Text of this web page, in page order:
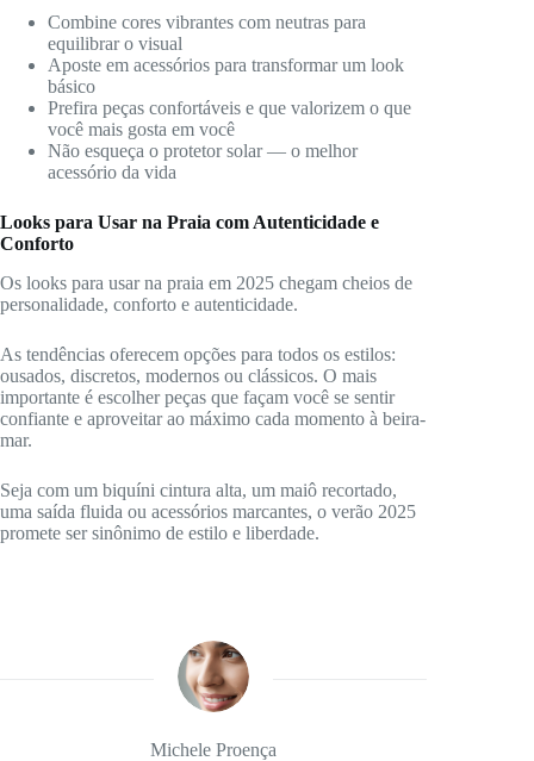
Combine cores vibrantes com neutras para
equilibrar o visual
Aposte em acessórios para transformar um look
básico
Prefira peças confortáveis e que valorizem o que
você mais gosta em você
Não esqueça o protetor solar — o melhor
acessório da vida
Looks para Usar na Praia com Autenticidade e
Conforto
Os looks para usar na praia em 2025 chegam cheios de
personalidade, conforto e autenticidade.
As tendências oferecem opções para todos os estilos:
ousados, discretos, modernos ou clássicos. O mais
importante é escolher peças que façam você se sentir
confiante e aproveitar ao máximo cada momento à beira-
mar.
Seja com um biquíni cintura alta, um maiô recortado,
uma saída fluida ou acessórios marcantes, o verão 2025
promete ser sinônimo de estilo e liberdade.
Michele Proença